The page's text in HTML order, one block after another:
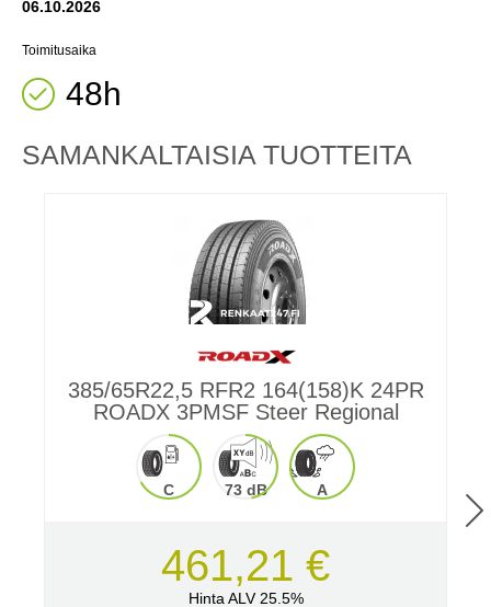
06.10.2026
Toimitusaika
48h
SAMANKALTAISIA ​​TUOTTEITA
385/65R22,5 RFR2 164(158)K 24PR
ROADX 3PMSF Steer Regional
C 73 dB A
461,21 €
Hinta ALV 25.5%